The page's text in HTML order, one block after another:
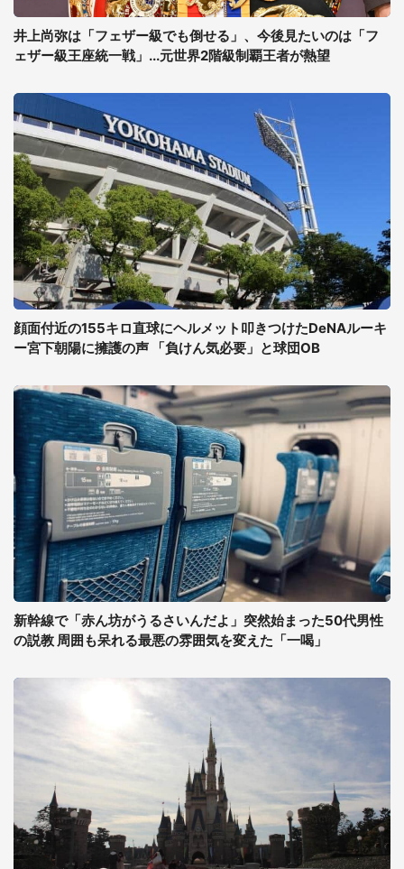
井上尚弥は「フェザー級でも倒せる」、今後見たいのは「フ
ェザー級王座統一戦」...元世界2階級制覇王者が熱望
顔面付近の155キロ直球にヘルメット叩きつけたDeNAルーキ
ー宮下朝陽に擁護の声 「負けん気必要」と球団OB
新幹線で「赤ん坊がうるさいんだよ」突然始まった50代男性
の説教 周囲も呆れる最悪の雰囲気を変えた「一喝」